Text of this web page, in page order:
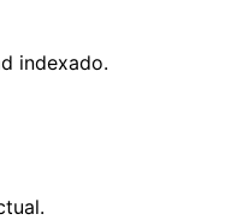
indexado.